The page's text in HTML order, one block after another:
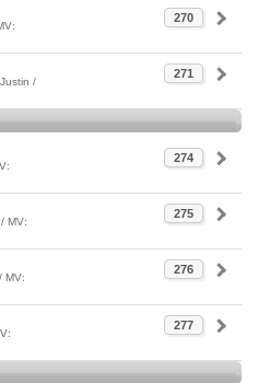
270
271
/
274
275
MV:
276
MV:
277